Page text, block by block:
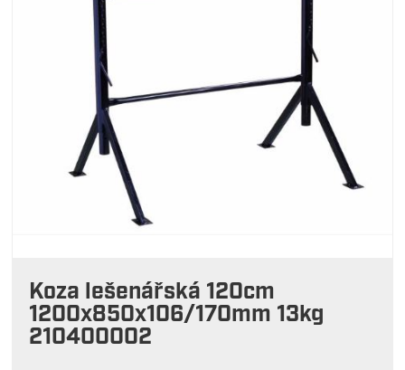
Koza lešenářská 120cm
1200x850x106/170mm 13kg
210400002